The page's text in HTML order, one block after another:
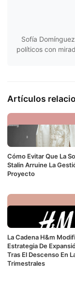
Sofía
políticos con
Artículos
Cómo Evitar Que La
Stalin Arruine La
Proyecto
La Cadena H&m
Estrategia De
Tras El Descenso En
Trimestrales